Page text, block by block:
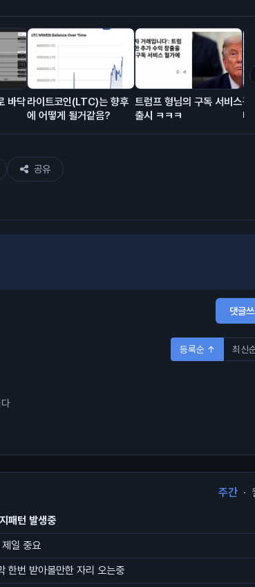
바닥라이트코인(LTC)는 향후
에 어떻게 될거같음?
트럼프 형님의 구독 서비스
출시 ㅋㅋㅋ
김
네요
공유
댓글
등록순 ↑ 최신
주간 ·
패턴 발생중
일 중요
한번 받아볼만한 자리 오는중